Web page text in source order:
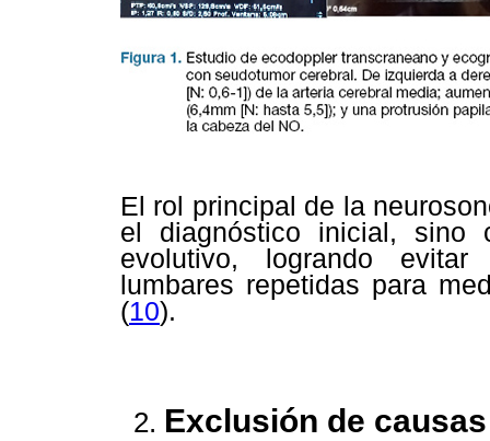
El rol principal de la
el diagnóstico inicial, sino
evolutivo, logrando
lumbares repetidas para
(10).
Exclusión de